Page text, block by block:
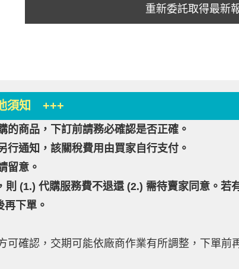
重新委託取得最新
須知 +++
商品，下訂前請務必確認是否正確。
通知，該關稅費用由買家自行支付。
留意。
(1.) 代購服務費不退還 (2.) 需待賣家同意。若
下單。
確認，交期可能依廠商作業有所調整，下單前